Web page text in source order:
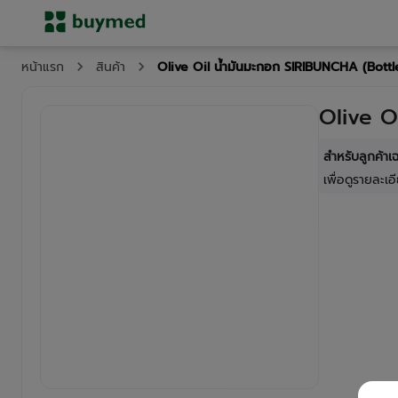
หน้าแรก สินค้า Olive Oil น้ำมันมะกอก SIRIBUNCHA
Olive
สำหรับลูกค้าเ
เพื่อดูรายละเ